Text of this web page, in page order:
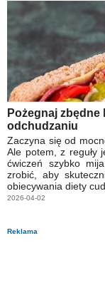
Pożegnaj
odchudzaniu
Zaczyna się od
Ale potem, z reguły
ćwiczeń szybko
zrobić, aby
obiecywania diety
2026-04-02
Reklama